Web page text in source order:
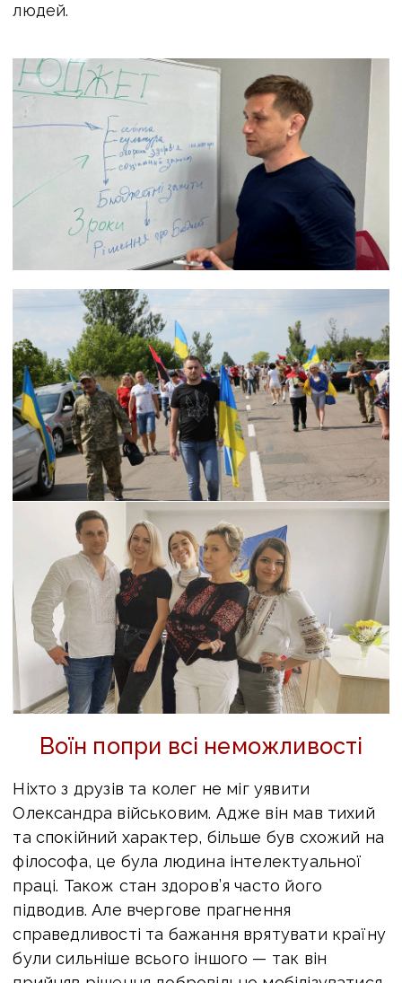
людей.
Воїн попри всі неможливості
Ніхто з друзів та колег не міг уявити
Олександра військовим. Адже він мав тихий
та спокійний характер, більше був схожий на
філософа, це була людина інтелектуальної
праці. Також стан здоров’я часто його
підводив. Але вчергове прагнення
справедливості та бажання врятувати країну
були сильніше всього іншого — так він